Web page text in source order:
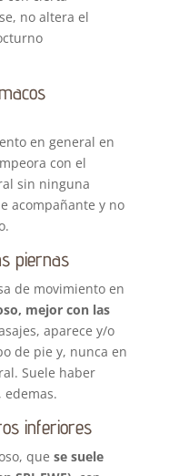
no altera el
en general en
con el
sin ninguna
acompañante y no
piernas
de movimiento en
mejor con las
aparece y/o
de pie y, nunca en
Suele haber
inferiores
que se suele